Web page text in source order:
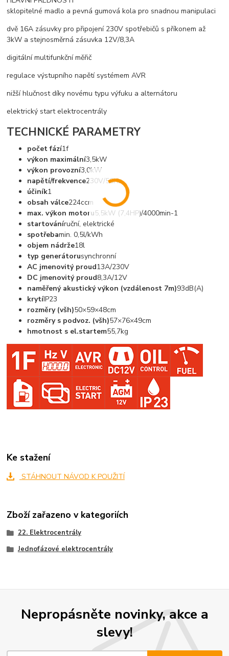
sklopitelné madlo a pevná gumová kola pro snadnou manipulaci
dvě 16A zásuvky pro připojení 230V spotřebičů s příkonem až
3kW a stejnosměrná zásuvka 12V/8,3A
digitální multifunkční měřič
regulace výstupního napětí systémem AVR
nižší hlučnost díky novému typu výfuku a alternátoru
elektrický start elektrocentrály
TECHNICKÉ PARAMETRY
počet fází1f
výkon maximální3,5kW
výkon provozní3,0kW
napětí/frekvence230V/50Hz
účiník1
obsah válce224ccm
max. výkon motoru5,5kW (7,4HP)/4000min-1
startováníruční, elektrické
spotřebamin. 0,5l/kWh
objem nádrže18l
typ generátorusynchronní
AC jmenovitý proud13A/230V
DC jmenovitý proud8,3A/12V
naměřený akustický výkon (vzdálenost 7m)93dB(A)
krytíIP23
rozměry (všh)50×59×48cm
rozměry s podvoz. (všh)57×76×49cm
hmotnost s el.startem55,7kg
Ke stažení
STÁHNOUT NÁVOD K POUŽITÍ
Zboží zařazeno v kategoriích
22. Elektrocentrály
Jednofázové elektrocentrály
Nepropásněte novinky, akce a
slevy!